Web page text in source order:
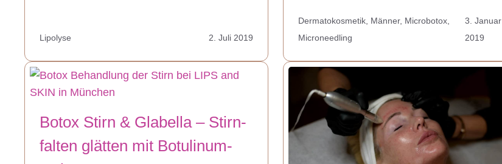
Lipolyse 2. Juli 2019
Dermatokosmetik Männer, Microbotox
Microneedling
3. Januar
2019
Botox Stirn & Glabella – Stirn­
falten glätten mit Botulinum­